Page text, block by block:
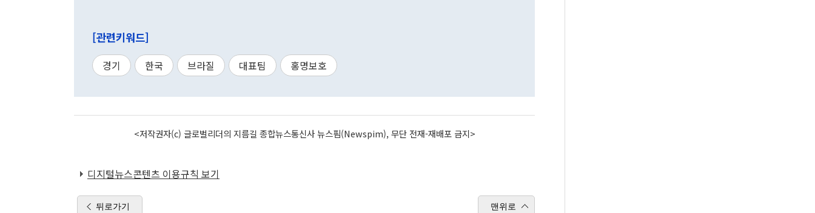
[관련키워드]
경기 한국 브라질 대표팀 홍명보호
<저작권자(c) 글로벌리더의 지름길 종합뉴스통신사 뉴스핌(Newspim), 무단 전재-재배포 금지>
디지털뉴스콘텐츠 이용규칙 보기
뒤로가기 맨위로